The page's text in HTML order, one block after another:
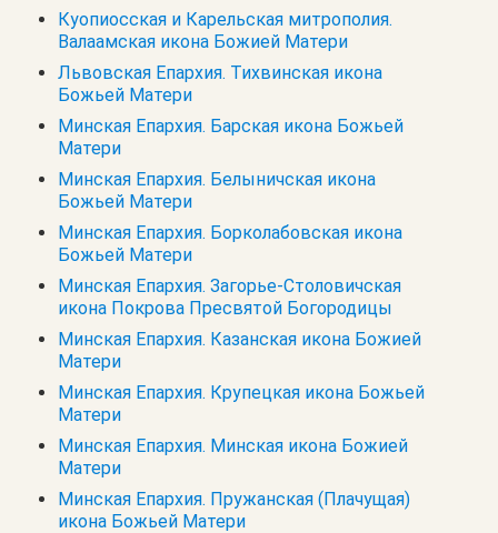
Куопиосская и Карельская митрополия.
Валаамская икона Божией Матери
Львовская Епархия. Тихвинская икона
Божьей Матери
Минская Епархия. Барская икона Божьей
Матери
Минская Епархия. Белыничская икона
Божьей Матери
Минская Епархия. Борколабовская икона
Божьей Матери
Минская Епархия. Загорье-Столовичская
икона Покрова Пресвятой Богородицы
Минская Епархия. Казанская икона Божией
Матери
Минская Епархия. Крупецкая икона Божьей
Матери
Минская Епархия. Минская икона Божией
Матери
Минская Епархия. Пружанская (Плачущая)
икона Божьей Матери